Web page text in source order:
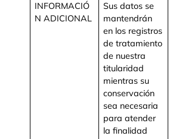
INFORMACIÓ
N ADICIONAL
Sus datos se
mantendrán
en los registros
de tratamiento
de nuestra
titularidad
mientras su
conservación
sea necesaria
para atender
la finalidad